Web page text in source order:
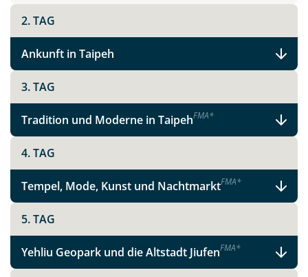
2. TAG
Ankunft in Taipeh
3. TAG
Tradition und Moderne in TaipehFMA*
4. TAG
Tempel, Mode, Kunst und NachtmarktFMA*
5. TAG
Yehliu Geopark und die Altstadt JiufenFMA*